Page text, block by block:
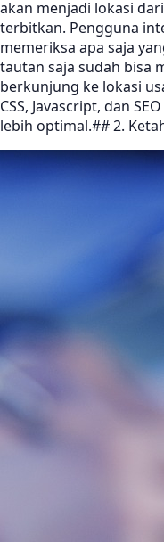
akan menjadi lokasi
terbitkan. Pengguna
memeriksa apa saja
tautan saja sudah bisa
berkunjung ke lokasi
CSS, Javascript, dan
lebih optimal.## 2.